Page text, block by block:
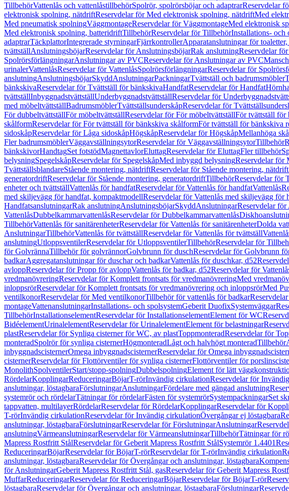
TillbehörVattenlås och vattenlåstillbehörSpolrör, spolrörsböjar och adaptrarReservdelar
elektronisk spolning, nätdriftReservdelar för Med elektronisk spolning, nätdriftMed
Med pneumatisk spolningVäggmontageReservdelar för VäggmontageMed elektronisk
Med elektronisk spolning, batteridriftTillbehörReservdelar för TillbehörInstallations- och
adaptrarTäckplattorIntegrerade styrningarFjärrkontrollerApparatanslutningar för
tvättställAnslutningsböjarReservdelar för AnslutningsböjarRak anslutningReservdelar
SpolrörsförlängningarAnslutningar av PVCReservdelar för Anslutningar av PVC
urinalerVattenlåsReservdelar för VattenlåsSpolrörsförlängningarReservdelar för
anslutningAnslutningsböjarSkyddAnslutningarPackningarTvättställ och badrumsmöbler
bänkskivaReservdelar för Tvättställ för bänkskivaHandfatReservdelar för Handfat
tvättställInbyggnadstvättställUnderbyggnadstvättställReservdelar för
med möbeltvättställBadrumsmöblerTvättställsunderskåpReservdelar för
För dubbeltvättställFör möbeltvättställReservdelar för För möbeltvättställFör tvättställ för
skålformReservdelar för För tvättställ för bänkskiva skålformFör tvättställ för bänkskiva
sidoskåpReservdelar för Låga sidoskåpHögskåpReservdelar för HögskåpMellanhöga
Fler badrumsmöblerVäggavställningsytorReservdelar för VäggavställningsytorTillbehör
bänkskivorHandtagSet fotstödMagnettavlorEluttagReservdelar för EluttagFler tillbehör
belysningSpegelskåpReservdelar för SpegelskåpMed inbyggd belysningReservdelar för
TvättställsblandareStående montering, nätdriftReservdelar för Stående montering, nätdrift
generatordriftReservdelar för Stående montering, generatordriftTillbehörReservdelar för
enheter och tvättställVattenlås för handfatReservdelar för Vattenlås för handfatVattenlås
med skiljevägg för handfat, kompaktmodellReservdelar för Vattenlås med skiljevägg för
HandfatsanslutningarRak anslutningAnslutningsböjarSkyddAnslutningarReservdelar
VattenlåsDubbelkammarvattenlåsReservdelar för Dubbelkammarvattenlås
TillbehörVattenlås för sanitärenheterReservdelar för Vattenlås för sanitärenheterDolda
AnslutningarTillbehörVattenlås för tvättställReservdelar för Vattenlås för tvättställ
anslutningUtloppsventilerReservdelar för UtloppsventilerTillbehörReservdelar för
för GolvrännaTillbehör för golvrännorGolvbrunn för duschReservdelar för Golvbrunn
badkarAggregatanslutningar för duschar och badkarVattenlås för duschkar, d52
avloppReservdelar för Propp för avloppVattenlås för badkar, d52Reservdelar för
vredmanövreringReservdelar för Komplett frontsats för vredmanövreringMed
inloppsrörReservdelar för Komplett frontsats för vredmanövrering och inloppsrörMed
ventilkonorReservdelar för Med ventilkonorTillbehör för vattenlås för badkar
montageVattenanslutningarInstallations- och spolsystemGeberit DuofixSystemväggar
TillbehörInstallationselementReservdelar för InstallationselementElement för WC
BidéelementUrinalelementReservdelar för UrinalelementElement för belastningar
plastReservdelar för Synliga cisterner för WC, av plastToppmonteradReservdelar för
monteradSpolrör för synliga cisternerHögmonteradLågt och halvhögt monteradTillbehör
inbyggnadscisternerOmega inbyggnadscisternerReservdelar för Omega
cisternerReservdelar för Flottörventiler för synliga cisternerFlottörventiler för
MonolithSpolventilerStart/stopp-spolningDubbelspolningElement för lätt
RördelarKopplingarReduceringarBöjarT-rörInvändig cirkulationReservdelar för
anslutningar, löstagbaraFörslutningarAnslutningarFördelare med gängad anslutning
systemrör och rördelarTätningar för rördelarFästen för systemrörSystempackningarSet
tappvatten, multilayerRördelarReservdelar för RördelarKopplingarReservdelar för
T-rörInvändig cirkulationReservdelar för Invändig cirkulationÖvergångar ej löstagbara
anslutningar, löstagbaraFörslutningarReservdelar för FörslutningarAnslutningar
anslutningVärmeanslutningarReservdelar för VärmeanslutningarTillbehörTätningar för
Mapress Rostfritt StålReservdelar för Geberit Mapress Rostfritt StålSystemrör 1.4401
ReduceringarBöjarReservdelar för BöjarT-rörReservdelar för T-rörInvändig cirkulation
anslutningar, löstagbaraReservdelar för Övergångar och anslutningar, löstagbara
för AnslutningarGeberit Mapress Rostfritt Stål, gasReservdelar för Geberit Mapress
MuffarReduceringarReservdelar för ReduceringarBöjarReservdelar för BöjarT-rör
löstagbaraReservdelar för Övergångar och anslutningar, löstagbaraFörslutningar